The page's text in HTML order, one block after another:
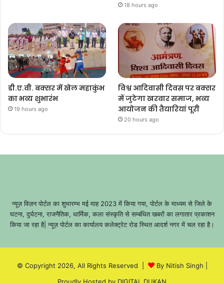
18 hours ago
डी.ए.वी. बक्सर में खेल महाकुंभ
का भव्य शुभारंभ
19 hours ago
विश्व आदिवासी दिवस पर बक्सर
में जुटेगा खरवार समाज, भव्य
आयोजन की तैयारियां पूरी
20 hours ago
न्यूज़ विज़न पोर्टल का शुभारम्भ मई माह 2023 में किया गया, पोर्टल के माध्यम से जिले के
घटना, दुर्घटना, राजनैतिक, धार्मिक, कला संस्कृति से सम्बंधित खबरों का लगातार प्रकाशन
किया जा रहा है| न्यूज़ पोर्टल का कार्यालय कलेक्ट्रेट रोड स्थित आदर्श नगर में चल रहा है।
© Copyright 2026, All Rights Reserved | By Nitish Singh